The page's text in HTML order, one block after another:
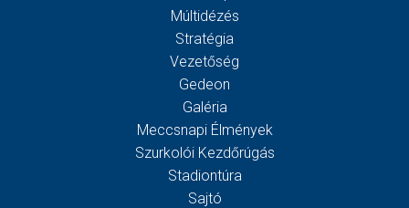
Múltidézés
Stratégia
Vezetőség
Gedeon
Galéria
Meccsnapi Élmények
Szurkolói Kezdőrúgás
Stadiontúra
Sajtó